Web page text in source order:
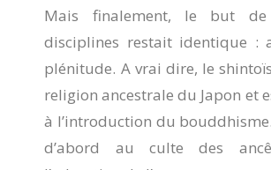
Mais finalement, le but
disciplines restait identique :
plénitude. A vrai dire, le
religion ancestrale du Japon et
à l’introduction du
d’abord au culte des